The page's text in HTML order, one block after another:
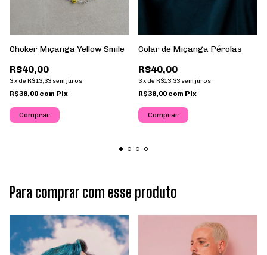
Choker Miçanga Yellow Smile
R$40,00
3x de R$13,33 sem juros
R$38,00 com Pix
Colar de Miçanga Pérolas
R$40,00
3x de R$13,33 sem juros
R$38,00 com Pix
Para comprar com esse produto